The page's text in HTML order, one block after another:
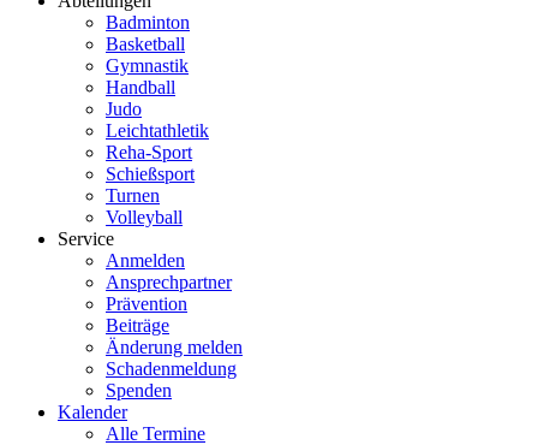
Badminton
Basketball
Gymnastik
Handball
Judo
Leichtathletik
Reha-Sport
Schießsport
Turnen
Volleyball
Service
Anmelden
Ansprechpartner
Prävention
Beiträge
Änderung melden
Schadenmeldung
Spenden
Kalender
Alle Termine